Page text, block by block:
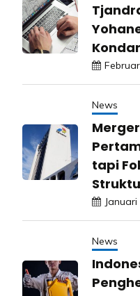
News
tapi
News